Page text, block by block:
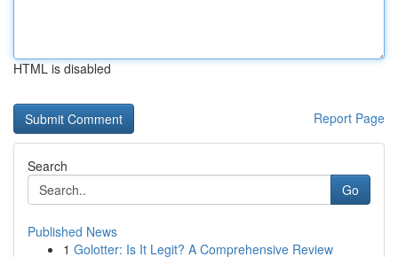
HTML is disabled
Report Page
Search
Go
Published News
1 Golotter: Is It Legit? A Comprehensive Review